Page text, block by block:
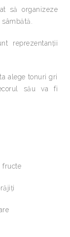
să organizeze
reprezentanţii
alege tonuri gri
său va fi
fructe